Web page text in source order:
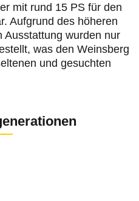
mit rund 15 PS für den
Aufgrund des höheren
Ausstattung wurden nur
was den Weinsberg
und gesuchten